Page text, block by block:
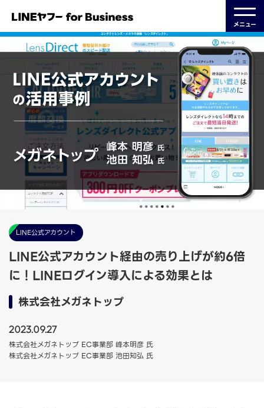
メニュー
LINE公式アカウント
LINE公式アカウント経由の売り上げが約6倍
に！LINEログイン導入による効果とは
株式会社メガネトップ
2023.09.27
株式会社メガネトップ EC事業部 峰本明彦 氏
株式会社メガネトップ EC事業部 池田知弘 氏